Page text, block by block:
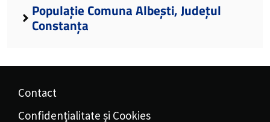
Populație Comuna Albești, Județul
Constanța
Contact
Confidențialitate și Cookies